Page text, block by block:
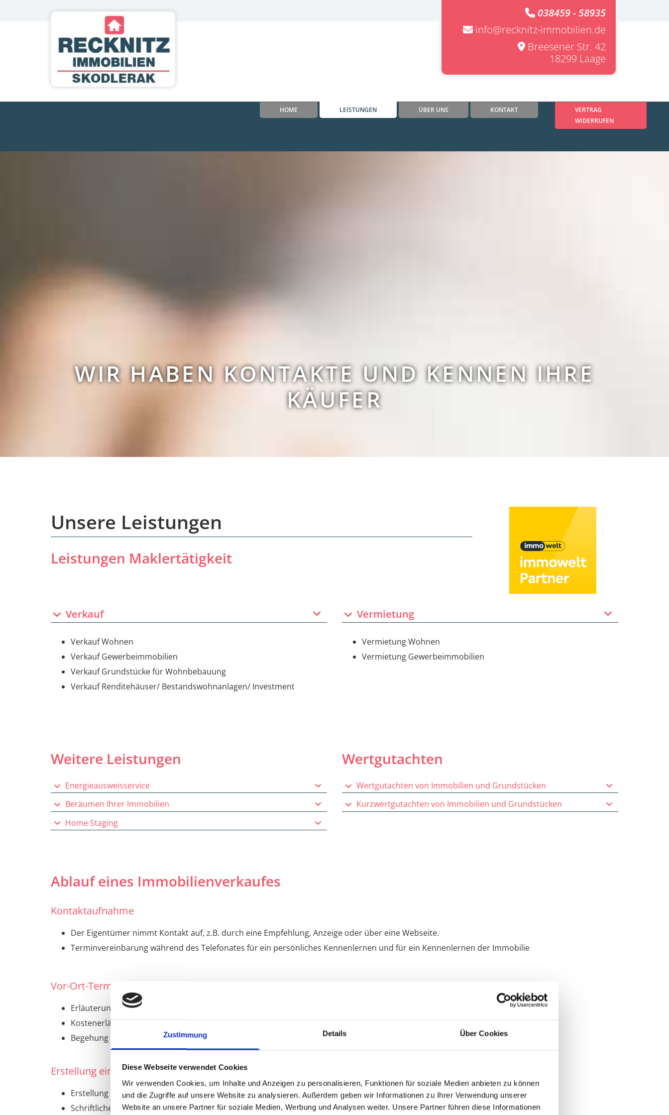
Zustimmung Details Über Cookies
Diese Webseite verwendet Cookies
Wir verwenden Cookies, um Inhalte und Anzeigen zu personalisieren, Funktionen für soziale Medien anbieten zu können
und die Zugriffe auf unsere Website zu analysieren. Außerdem geben wir Informationen zu Ihrer Verwendung unserer
Website an unsere Partner für soziale Medien, Werbung und Analysen weiter. Unsere Partner führen diese Informationen
 038459 - 58935
 info@recknitz-immobilien.de
 Breesener Str. 42
18299 Laage
HOME LEISTUNGEN ÜBER UNS KONTAKT
VERTRAG
WIDERRUFEN
WIR HABEN KONTAKTE UND KENNEN IHRE
KÄUFER
Unsere Leistungen
Leistungen Maklertätigkeit
Verkauf
Verkauf Wohnen
Verkauf Gewerbeimmobilien
Verkauf Grundstücke für Wohnbebauung
Verkauf Renditehäuser/ Bestandswohnanlagen/ Investment
Vermietung
Vermietung Wohnen
Vermietung Gewerbeimmobilien
Weitere Leistungen
Energieausweisservice
Beräumen Ihrer Immobilien
Home Staging
Wertgutachten
Wertgutachten von Immobilien und Grundstücken
Kurzwertgutachten von Immobilien und Grundstücken
Ablauf eines Immobilienverkaufes
Kontaktaufnahme
Der Eigentümer nimmt Kontakt auf, z.B. durch eine Empfehlung, Anzeige oder über eine Webseite.
Terminvereinbarung während des Telefonates für ein persönliches Kennenlernen und für ein Kennenlernen der Immobilie
Vor-Ort-Termin
Erläuterung des Ablaufes des Verkaufs
Kostenerläuterung für Wertgutachten, Energieausweis und Auftragserteilung
Begehung und Datenaufnahme zur Immobilie
Erstellung einer Immobilienbewertung
Erstellung einer Werteinschätzung durch Gutachtersoftware und Erfahrung am Markt
Schriftliche Zusammenfassung